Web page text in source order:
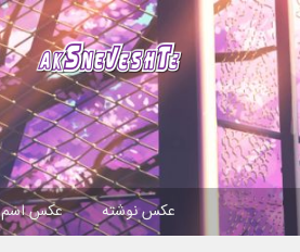
عکس نوشته عکس اسم